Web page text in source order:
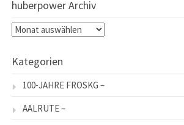
huberpower Archiv
huberpower
Kategorien
100-JAHRE FROSKG –
AALRUTE –